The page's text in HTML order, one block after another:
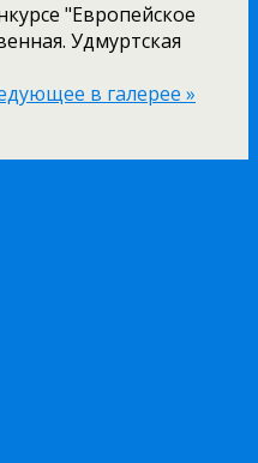
"Европейское
Удмуртская
в галерее »